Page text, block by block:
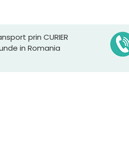
prin CURIER
in Romania